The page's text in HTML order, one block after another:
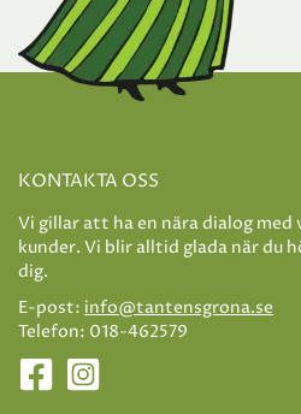
KONTAKTA OSS
Vi gillar att ha en nära dialog med
kunder. Vi blir alltid glada när du
dig.
E-post: info@tantensgrona.se
Telefon: 018-462579